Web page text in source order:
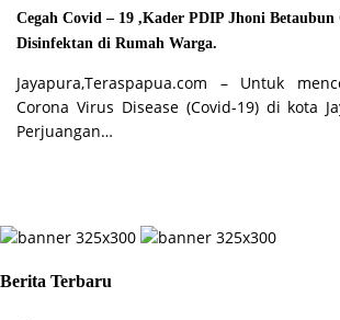
Cegah Covid – 19 ,Kader PDIP Jhoni Betaubun
Disinfektan di Rumah Warga.
Jayapura,Teraspapua.com – Untuk
Corona Virus Disease (Covid-19) di kota
Perjuangan…
Berita Terbaru